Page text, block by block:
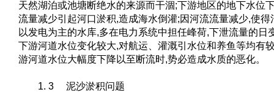
天然湖泊或池塘断绝水的来源而干涸;下游地区的地下水位
流量减少引起河口淤积,造成海水倒灌;因河流流量减少,使得
以发电为主的水库,多在电力系统中担任峰荷,下泄流量的日
下游河道水位变化较大,对航运、灌溉引水位和养鱼等均有
游河道水位大幅度下降以至断流时,势必造成水质的恶化。
1. 3 泥沙淤积问题